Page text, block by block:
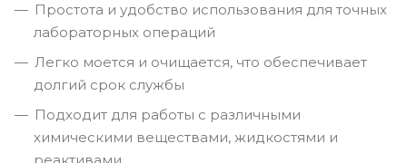
Простота и удобство использования для точных
лабораторных операций
Легко моется и очищается, что обеспечивает
долгий срок службы
Подходит для работы с различными
химическими веществами, жидкостями и